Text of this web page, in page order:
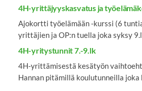
4H-yrittäjyyskasvatus ja
Ajokortti työelämään -kurssi (6
yrittäjien ja OP:n tuella joka syksy
4H-yritystunnit 7.-9.lk
4H-yrittämisestä kesätyön
Hannan pitämillä koulutunneilla joka